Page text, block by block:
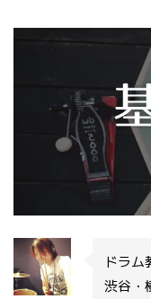
ドラム
渋谷・